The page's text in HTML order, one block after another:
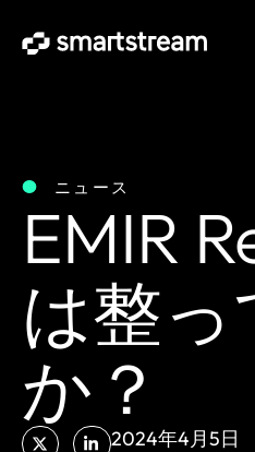
ニュース
EMIR
は整
か？
2024年4月5日